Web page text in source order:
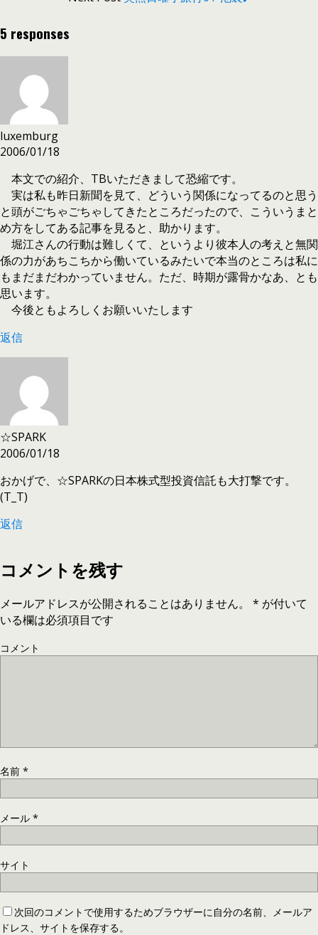
5 responses
luxemburg
2006/01/18
本文での紹介、TBいただきまして恐縮です。
実は私も昨日新聞を見て、どういう関係になってるのと思う
と頭がごちゃごちゃしてきたところだったので、こういうまと
め方をしてある記事を見ると、助かります。
堀江さんの行動は難しくて、というより彼本人の考えと無関
係の力があちこちから働いているみたいで本当のところは私に
もまだまだわかっていません。ただ、時期が露骨かなあ、とも
思います。
今後ともよろしくお願いいたします
返信
☆SPARK
2006/01/18
おかげで、☆SPARKの日本株式型投資信託も大打撃です。
(T_T)
返信
コメントを残す
メールアドレスが公開されることはありません。 * が付いて
いる欄は必須項目です
コメント
名前 *
メール *
サイト
次回のコメントで使用するためブラウザーに自分の名前、メールア
ドレス、サイトを保存する。